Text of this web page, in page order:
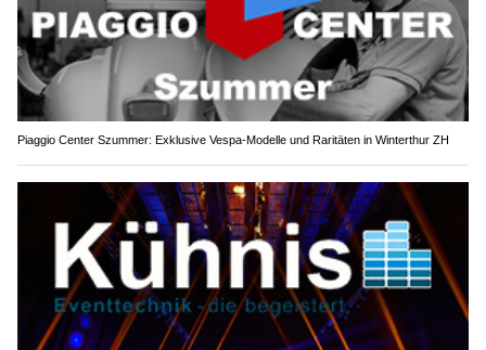
Piaggio Center Szummer: Exklusive Vespa-Modelle und Raritäten in Winterthur ZH